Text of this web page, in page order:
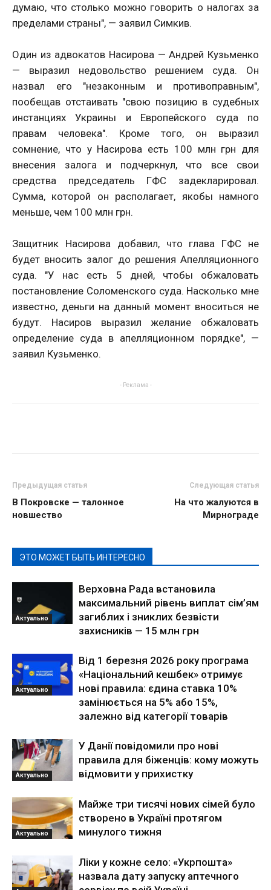
думаю, что столько можно говорить о налогах за
пределами страны", — заявил Симкив.
Один из адвокатов Насирова — Андрей Кузьменко
— выразил недовольство решением суда. Он
назвал его "незаконным и противоправным",
пообещав отстаивать "свою позицию в судебных
инстанциях Украины и Европейского суда по
правам человека". Кроме того, он выразил
сомнение, что у Насирова есть 100 млн грн для
внесения залога и подчеркнул, что все свои
средства председатель ГФС задекларировал.
Сумма, которой он располагает, якобы намного
меньше, чем 100 млн грн.
Защитник Насирова добавил, что глава ГФС не
будет вносить залог до решения Апелляционного
суда. "У нас есть 5 дней, чтобы обжаловать
постановление Соломенского суда. Насколько мне
известно, деньги на данный момент вноситься не
будут. Насиров выразил желание обжаловать
определение суда в апелляционном порядке", —
заявил Кузьменко.
- Реклама -
Предыдущая статья
В Покровске — талонное
новшество
Следующая статья
На что жалуются в
Мирнограде
ЭТО МОЖЕТ БЫТЬ ИНТЕРЕСНО
Актуально
Верховна Рада встановила
максимальний рівень виплат сім’ям
загиблих і зниклих безвісти
захисників — 15 млн грн
Актуально
Від 1 березня 2026 року програма
«Національний кешбек» отримує
нові правила: єдина ставка 10%
замінюється на 5% або 15%,
залежно від категорії товарів
Актуально
У Данії повідомили про нові
правила для біженців: кому можуть
відмовити у прихистку
Актуально
Майже три тисячі нових сімей було
створено в Україні протягом
минулого тижня
Ліки у кожне село: «Укрпошта»
назвала дату запуску аптечного